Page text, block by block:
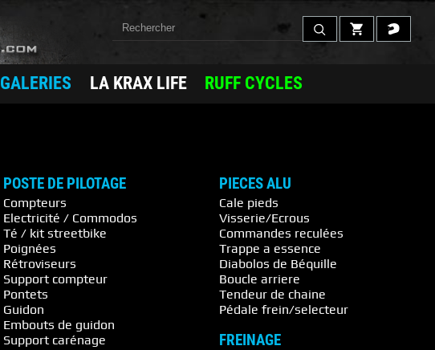
GALERIES LA KRAX LIFE RUFF CYCLES
POSTE DE PILOTAGE
Compteurs
Electricité / Commodos
Té / kit streetbike
Poignées
Rétroviseurs
Support compteur
Pontets
Guidon
Embouts de guidon
Support carénage
PIECES ALU
Cale pieds
Visserie/Ecrous
Commandes reculées
Trappe a essence
Diabolos de Béquille
Boucle arriere
Tendeur de chaine
Pédale frein/selecteur
FREINAGE